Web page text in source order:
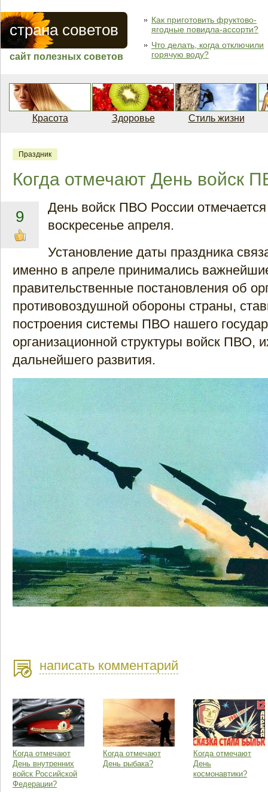
страна советов
сайт полезных советов
Как приготовить фруктово-
ягодные повидла-ассорти?
Что делать, когда отключили
горячую воду?
Красота Здоровье Стиль жизни
Праздник
Когда отмечают День войск
9
День войск ПВО России
воскресенье апреля.
Установление даты праздника
именно в апреле принимались
правительственные постановления об
противовоздушной обороны страны,
построения системы ПВО нашего
организационной структуры войск ПВО,
дальнейшего развития.
написать комментарий
Когда отмечают
День внутренних
войск Российской
Федерации?
Когда отмечают
День рыбака?
Когда отмечают
День
космонавтики?